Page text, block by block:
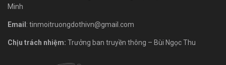
Minh
Email : tinmoitruongdothivn@gmail.com
Chịu trách nhiệm: Trưởng ban truyền thông – Bùi Ngọc Thu